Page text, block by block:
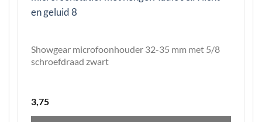
Showgear microfoonhouder 32-35 mm met 5/8
schroefdraad zwart
3,75